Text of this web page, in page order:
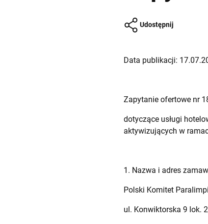
Udostępnij
Data publikacji:
Zapytanie ofertowe nr
dotyczące usługi
aktywizujących w
1. Nazwa i adres
Polski Komitet
ul. Konwiktorska 9 lok.